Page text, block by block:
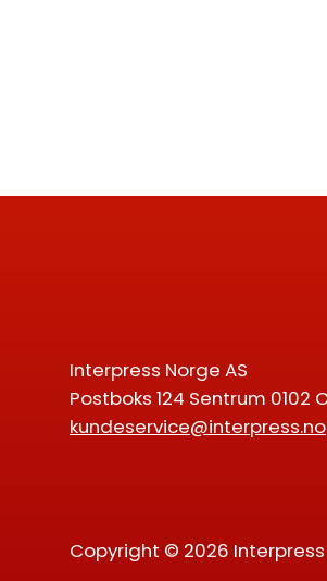
Interpress Norge AS
Postboks 124 Sentrum 0102
kundeservice@interpress.no
Copyright © 2026 Interpress